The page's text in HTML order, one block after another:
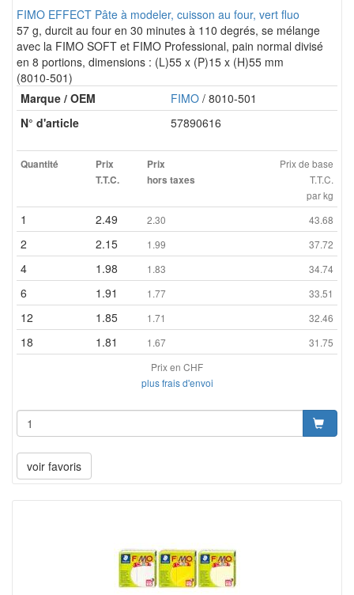
FIMO EFFECT Pâte à modeler, cuisson au four, vert fluo
57 g, durcit au four en 30 minutes à 110 degrés, se mélange
avec la FIMO SOFT et FIMO Professional, pain normal divisé
en 8 portions, dimensions : (L)55 x (P)15 x (H)55 mm
(8010-501)
Marque / OEM
FIMO / 8010-501
N° d'article
57890616
Quantité
Prix
T.T.C.
Prix
hors taxes
Prix de base
T.T.C.
par kg
1 2.49 2.30 43.68
2 2.15 1.99 37.72
4 1.98 1.83 34.74
6 1.91 1.77 33.51
12 1.85 1.71 32.46
18 1.81 1.67
31.75
Prix en CHF
plus frais d'envoi
voir favoris